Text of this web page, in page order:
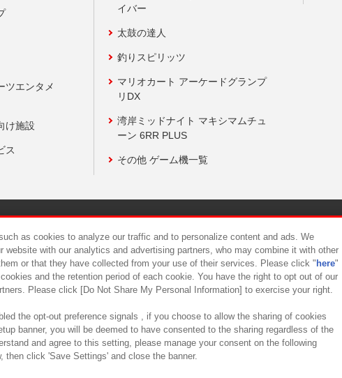
ツエンタメ
け施設
ス
イバー
太鼓の達人
釣りスピリッツ
マリオカート アーケードグランプ
リDX
湾岸ミッドナイト マキシマムチュ
ーン 6RR PLUS
その他 ゲーム機一覧
食品のご提供について カスタマーハラスメント対応方針
as cookies to analyze our traffic and to personalize content and ads. We
website with our analytics and advertising partners, who may combine it with other
or that they have collected from your use of their services. Please click " here"
and the retention period of each cookie. You have the right to opt out of our
Please click [Do Not Share My Personal Information] to exercise your right.
the opt-out preference signals , if you choose to allow the sharing of cookies
banner, you will be deemed to have consented to the sharing regardless of the
and agree to this setting, please manage your consent on the following
then click 'Save Settings' and close the banner.